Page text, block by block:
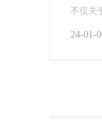
不仅关
24-01-